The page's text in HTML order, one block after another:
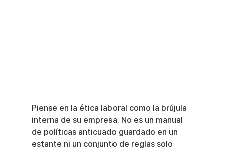
Piense en la ética laboral como la brújula
interna de su empresa. No es un manual
de políticas anticuado guardado en un
estante ni un conjunto de reglas solo